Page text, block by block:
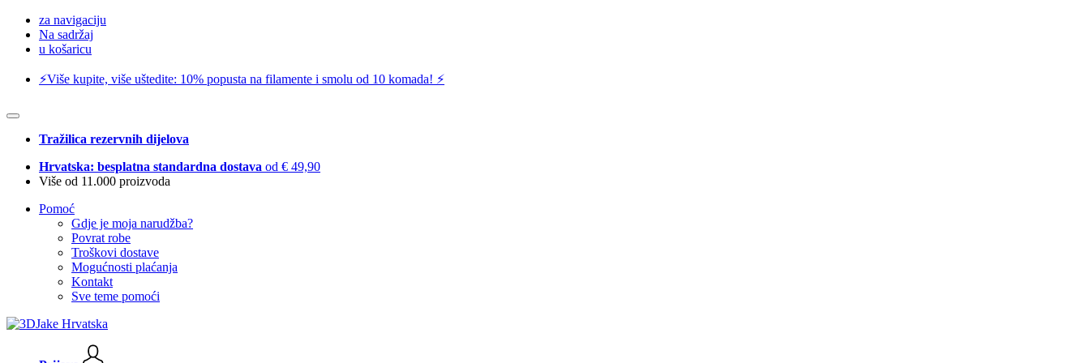
za navigaciju
Na sadržaj
u košaricu
⚡️Više kupite, više uštedite: 10% popusta na filamente i smolu od 10 komada! ⚡️
Tražilica rezervnih dijelova
Hrvatska: besplatna standardna dostava od € 49,90
Više od 11.000 proizvoda
Pomoć
Gdje je moja narudžba?
Povrat robe
Troškovi dostave
Mogućnosti plaćanja
Kontakt
Sve teme pomoći